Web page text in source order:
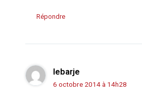
Répondre
lebarje
6 octobre 2014 à 14h28